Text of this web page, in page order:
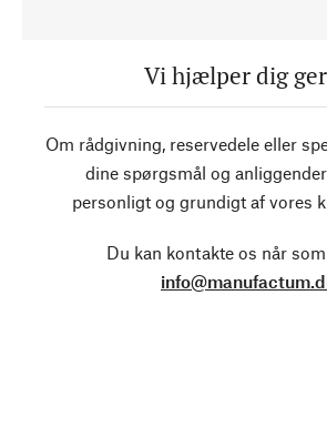
Vi hjælper dig
Om rådgivning, reservedele eller
dine spørgsmål og
personligt og grundigt af vores
Du kan kontakte os når